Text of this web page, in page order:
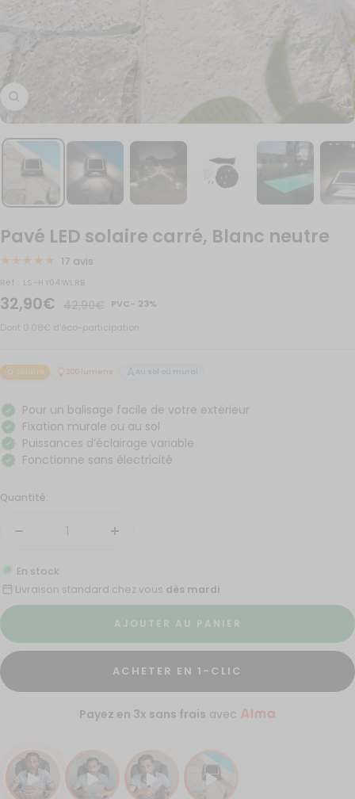
Zoom
Pavé LED solaire carré, Blanc neutre
17 avis
Réf : LS-HY04WLRB
Prix
de
32,90€
Prix
normal
42,90€
PVC- 23%
Dont 0.08€ d'éco-participation
Solaire 200 lumens Au sol ou mural
Pour un balisage facile de votre extérieur
Fixation murale ou au sol
Puissances d’éclairage variable
Fonctionne sans électricité
Quantité:
quantité
Augmenter
En stock
Livraison standard chez vous dès mardi
AJOUTER AU PANIER
Payez en 3x sans frais avec